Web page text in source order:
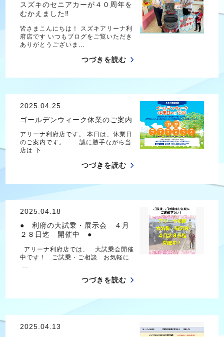
スズキのセニアカーが４０周年を
むかえました‼
皆さまこんにちは！ スズキアリーナ利
府店です いつもブログをご覧いただき
ありがとうございま…
つづきを読む
2025.04.25
ゴールデンウィーク休業のご案内
アリーナ利府店です。 本日は、休業日
のご案内です。 誠に勝手ながら当
店は 下…
つづきを読む
2025.04.18
● 利府の大試乗・展示会 ４月
２８日迄 開催中 ●
アリーナ利府店では、 大試乗会開催
中です！ ご試乗・ご相談 お気軽に
…
つづきを読む
2025.04.13